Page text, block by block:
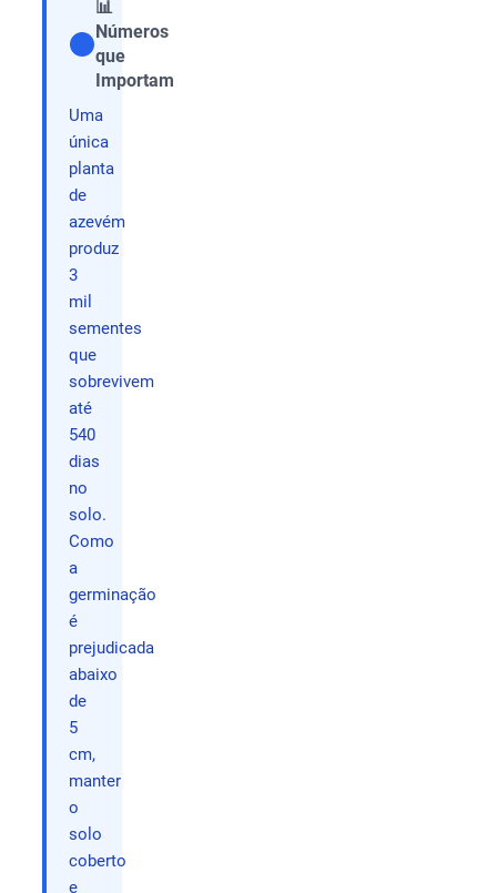
📊
Números
que
Importam
Uma
única
planta
de
azevém
produz
3
mil
sementes
que
sobrevivem
até
540
dias
no
solo.
Como
a
germinação
é
prejudicada
abaixo
de
5
cm,
manter
o
solo
coberto
e